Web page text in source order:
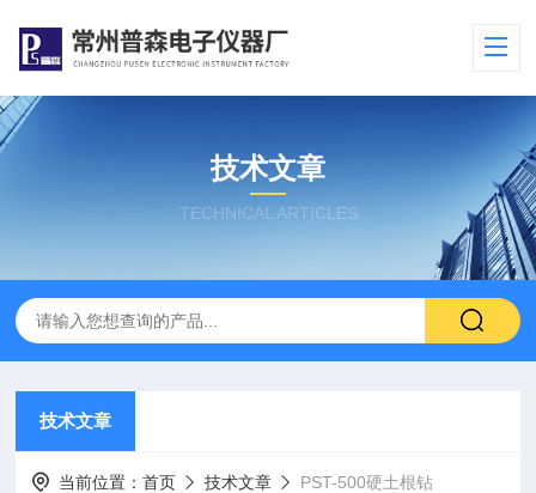
技术文章
TECHNICAL ARTICLES
技术文章
当前位置：首页 技术文章 PST-500硬土根钻